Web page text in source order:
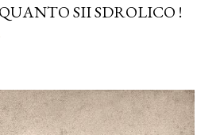
SII SDROLICO !